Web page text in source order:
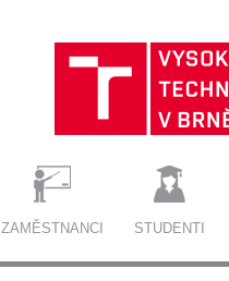
ZAMĚSTNANCI STUDENTI